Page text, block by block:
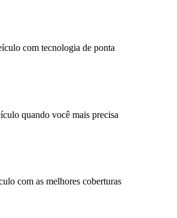
com tecnologia de ponta
quando você mais precisa
com as melhores coberturas